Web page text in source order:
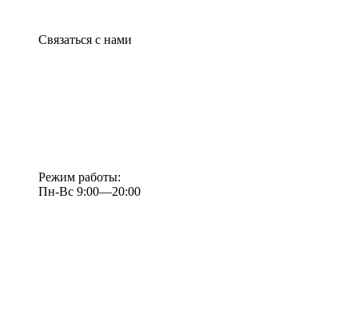
Связаться с нами
Режим работы:
Пн-Вс 9:00—20:00